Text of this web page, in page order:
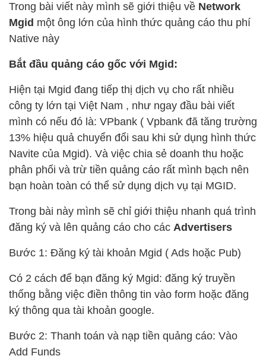
Trong bài viết này mình sẽ giới thiệu về Network
Mgid một ông lớn của hình thức quảng cáo thu phí
Native này
Bắt đầu quảng cáo gốc với Mgid:
Hiện tại Mgid đang tiếp thị dịch vụ cho rất nhiều
công ty lớn tại Việt Nam , như ngay đầu bài viết
mình có nếu đó là: VPbank ( Vpbank đã tăng trường
13% hiệu quả chuyển đổi sau khi sử dụng hình thức
Navite của Mgid). Và việc chia sẻ doanh thu hoặc
phân phối và trừ tiền quảng cáo rất mình bạch nên
bạn hoàn toàn có thể sử dụng dịch vụ tại MGID.
Trong bài này mình sẽ chỉ giới thiệu nhanh quá trình
đăng ký và lên quảng cáo cho các Advertisers
Bước 1: Đăng ký tài khoản Mgid ( Ads hoặc Pub)
Có 2 cách để bạn đăng ký Mgid: đăng ký truyền
thống bằng việc điền thông tin vào form hoặc đăng
ký thông qua tài khoản google.
Bước 2: Thanh toán và nạp tiền quảng cáo: Vào
Add Funds